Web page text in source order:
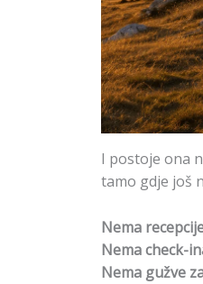
I postoje ona
tamo gdje još
Nema
Nema check-
Nema gužve